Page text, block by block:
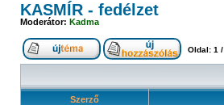
KASMÍR - fedélzet
Moderátor: Kadma
Oldal: 1 /
Szerző